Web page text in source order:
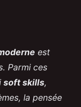
est
Parmi ces
soft skills,
la pensée